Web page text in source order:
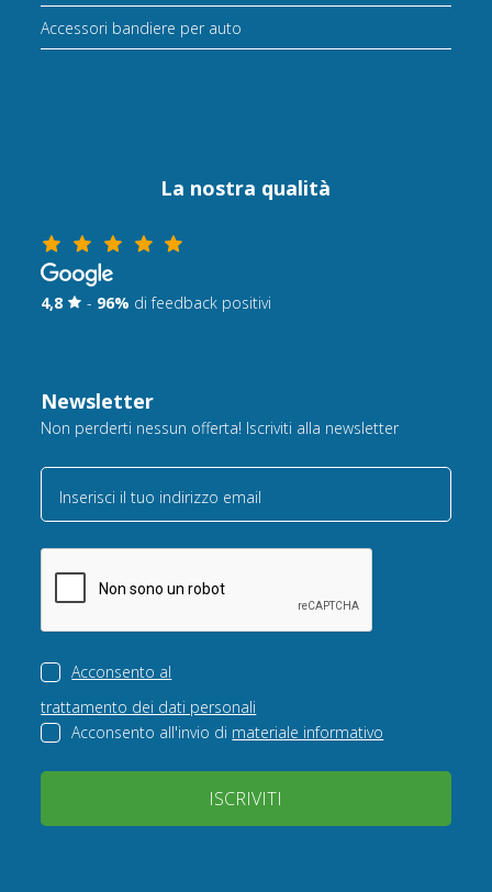
Accessori bandiere per auto
La nostra qualità
4,8 - 96% di feedback positivi
Newsletter
Non perderti nessun offerta! Iscriviti alla newsletter
Inserisci il tuo indirizzo email
Acconsento al
trattamento dei dati personali
Acconsento all'invio di materiale informativo
ISCRIVITI